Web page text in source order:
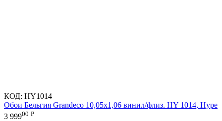
КОД: HY1014
Обои Бельгия Grandeco 10,05х1,06 винил/флиз. HY 1014, Hype
3 99900 Р